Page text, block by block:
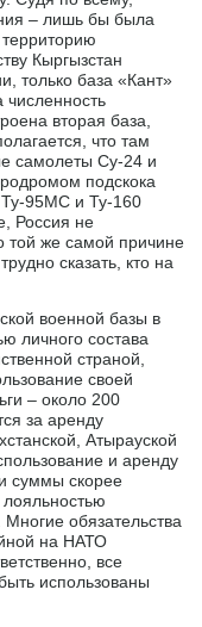
– лишь бы была
территорию
Кыргызстан
только база «Кант»
вторая база,
что там
самолеты Су-24 и
подскока
Ту-95МС и Ту-160
Россия не
той же самой причине
сказать, кто на
военной базы в
личного состава
страной,
своей
– около 200
за аренду
Атырауской
и аренду
суммы скорее
Многие обязательства
на НАТО
все
использованы